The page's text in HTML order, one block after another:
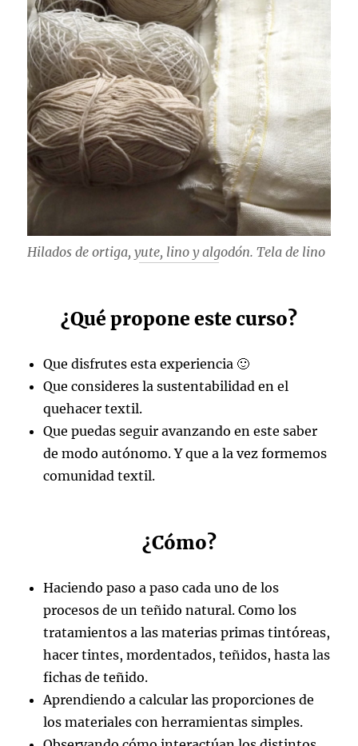
Hilados de ortiga, yute, lino y algodón. Tela de lino
¿Qué propone este curso?
Que disfrutes esta experiencia 🙂
Que consideres la sustentabilidad en el
quehacer textil.
Que puedas seguir avanzando en este saber
de modo autónomo. Y que a la vez formemos
comunidad textil.
¿Cómo?
Haciendo paso a paso cada uno de los
procesos de un teñido natural. Como los
tratamientos a las materias primas tintóreas,
hacer tintes, mordentados, teñidos, hasta las
fichas de teñido.
Aprendiendo a calcular las proporciones de
los materiales con herramientas simples.